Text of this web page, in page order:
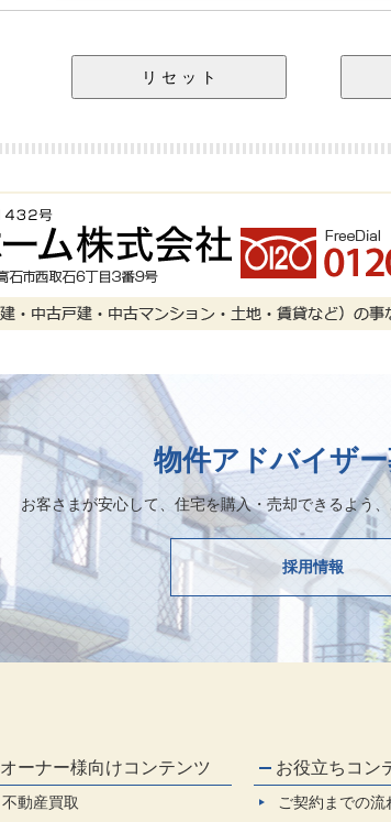
物件アドバイザ
お客さまが安心して、住宅を購入・売却できるよう
採用情報
オーナー様向けコンテンツ
不動産買取
お役立ちコン
ご契約までの流